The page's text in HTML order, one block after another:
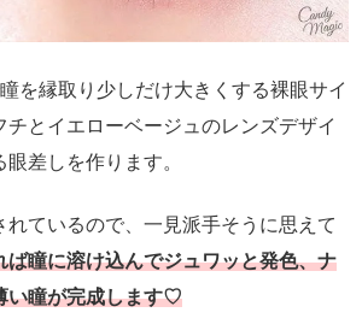
を縁取り少しだけ大きくする裸眼サイ
チとイエローベージュのレンズデザイ
差しを作ります。
れているので、一見派手そうに思えて
ば瞳に溶け込んでジュワッと発色、ナ
い瞳が完成します♡